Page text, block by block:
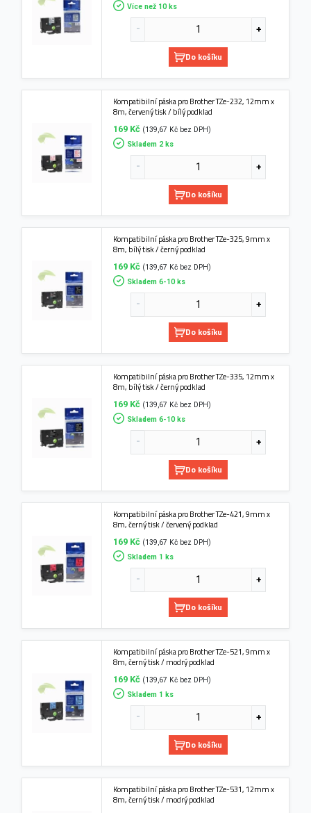
Více než 10 ks
Do košíku
Kompatibilní páska pro Brother TZe-232, 12mm x
8m, červený tisk / bílý podklad
169 Kč (139,67 Kč bez DPH)
Skladem 2 ks
Do košíku
Kompatibilní páska pro Brother TZe-325, 9mm x
8m, bílý tisk / černý podklad
169 Kč (139,67 Kč bez DPH)
Skladem 6-10 ks
Do košíku
Kompatibilní páska pro Brother TZe-335, 12mm x
8m, bílý tisk / černý podklad
169 Kč (139,67 Kč bez DPH)
Skladem 6-10 ks
Do košíku
Kompatibilní páska pro Brother TZe-421, 9mm x
8m, černý tisk / červený podklad
169 Kč (139,67 Kč bez DPH)
Skladem 1 ks
Do košíku
Kompatibilní páska pro Brother TZe-521, 9mm x
8m, černý tisk / modrý podklad
169 Kč (139,67 Kč bez DPH)
Skladem 1 ks
Do košíku
Kompatibilní páska pro Brother TZe-531, 12mm x
8m, černý tisk / modrý podklad